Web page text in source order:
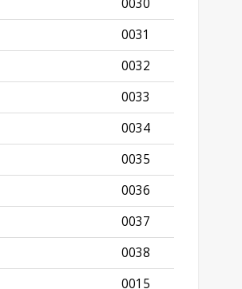
0030
0031
0032
0033
0034
0035
0036
0037
0038
0015